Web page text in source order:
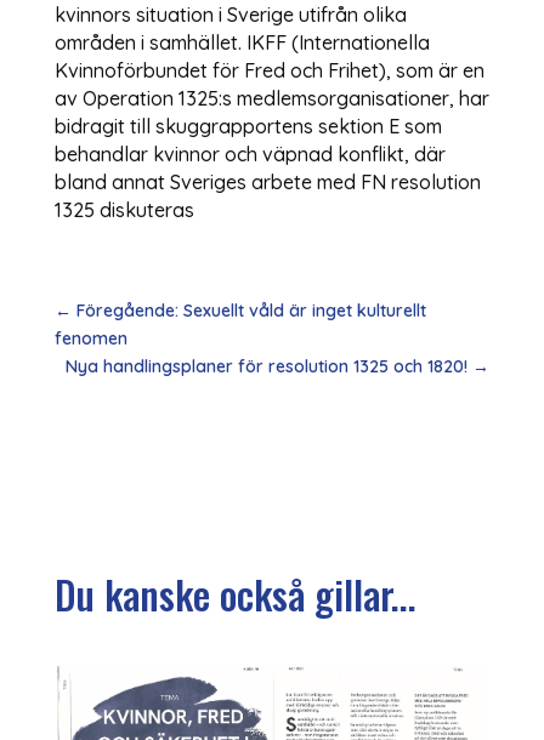
kvinnors situation i Sverige utifrån olika
områden i samhället. IKFF (Internationella
Kvinnoförbundet för Fred och Frihet), som är en
av Operation 1325:s medlemsorganisationer, har
bidragit till skuggrapportens sektion E som
behandlar kvinnor och väpnad konflikt, där
bland annat Sveriges arbete med FN resolution
1325 diskuteras
← Föregående: Sexuellt våld är inget kulturellt
fenomen
Nya handlingsplaner för resolution 1325 och 1820! →
Du kanske också gillar...